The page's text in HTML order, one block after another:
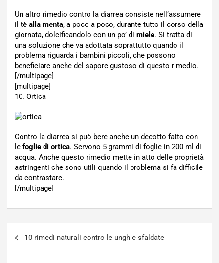
Un altro rimedio contro la diarrea consiste nell’assumere
il tè alla menta, a poco a poco, durante tutto il corso della
giornata, dolcificandolo con un po’ di miele. Si tratta di
una soluzione che va adottata soprattutto quando il
problema riguarda i bambini piccoli, che possono
beneficiare anche del sapore gustoso di questo rimedio.
[/multipage]
[multipage]
10. Ortica
Contro la diarrea si può bere anche un decotto fatto con
le foglie di ortica. Servono 5 grammi di foglie in 200 ml di
acqua. Anche questo rimedio mette in atto delle proprietà
astringenti che sono utili quando il problema si fa difficile
da contrastare.
[/multipage]
10 rimedi naturali contro le unghie sfaldate